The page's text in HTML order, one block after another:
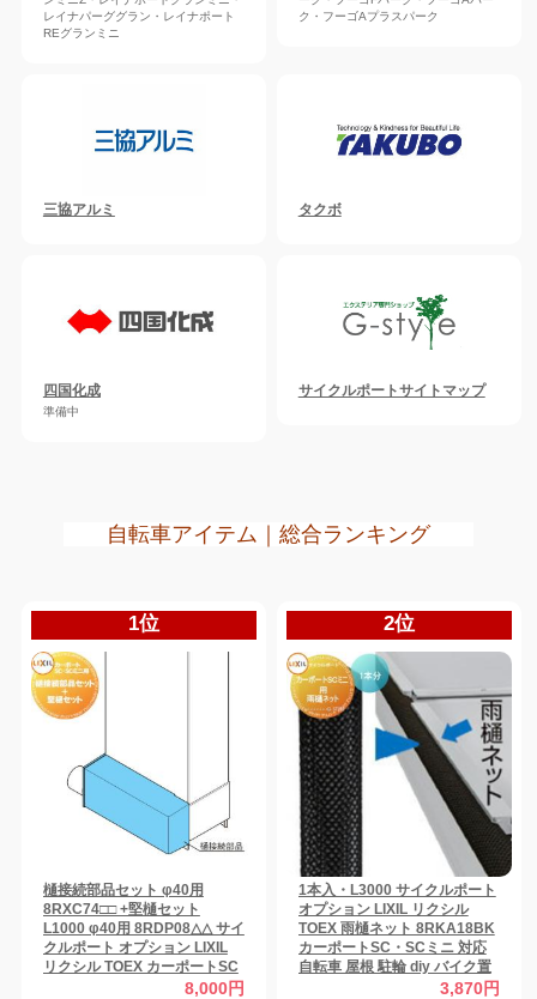
レイナパーググラン・レイナポート
REグランミニ
ク・フーゴAプラスパーク
三協アルミ タクボ
四国化成
準備中
サイクルポートサイトマップ
自転車アイテム｜総合ランキング
1位
樋接続部品セット φ40用
8RXC74□□ +堅樋セット
L1000 φ40用 8RDP08△△ サイ
クルポート オプション LIXIL
リクシル TOEX カーポートSC
ミニ 対応 カーポートSC 対応
8,000円
2位
1本入・L3000 サイクルポート
オプション LIXIL リクシル
TOEX 雨樋ネット 8RKA18BK
カーポートSC・SCミニ 対応
自転車 屋根 駐輪 diy バイク置
3,870円